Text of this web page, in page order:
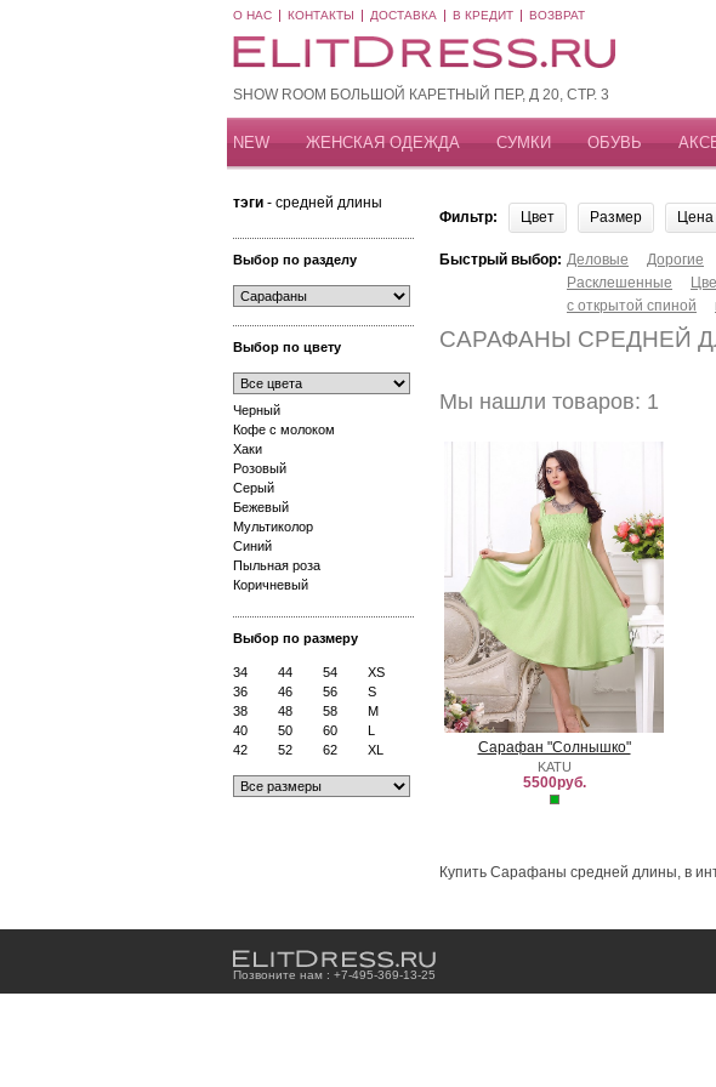
О НАС КОНТАКТЫ ДОСТАВКА В КРЕДИТ ВОЗВРАТ
SHOW ROOM БОЛЬШОЙ КАРЕТНЫЙ ПЕР, Д 20, СТР. 3
NEW ЖЕНСКАЯ ОДЕЖДА СУМКИ ОБУВЬ
тэги - средней длины
Выбор по разделу
Выбор по цвету
Черный
Кофе с молоком
Хаки
Розовый
Серый
Бежевый
Мультиколор
Синий
Пыльная роза
Коричневый
Выбор по размеру
34 44 54
XS
36
46 56
S
38
48 58
M
40
50 60
L
42
52 62 XL
Фильтр: Цвет Размер Цена
Быстрый выбор: Деловые Дорогие
Расклешенные
с открытой спиной
САРАФАНЫ СРЕДНЕЙ
Мы нашли товаров: 1
Сарафан "Солнышко"
KATU
5500руб.
Купить Сарафаны средней длины, в
Позвоните нам : +7-495-369-13-25